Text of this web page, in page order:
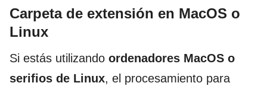
Carpeta de extensión en MacOS o
Linux
Si estás utilizando ordenadores MacOS o
serifios de Linux, el procesamiento para